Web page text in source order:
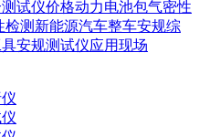
试仪价格动力电池包气密性
检测 新能源汽车整车安规综
安规测试仪应用现场